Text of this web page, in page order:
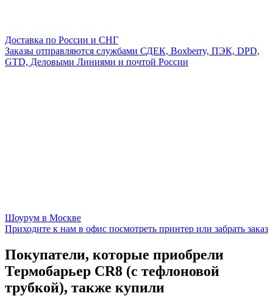
Доставка по России и СНГ
Заказы отправляются службами СДЕК, Boxberry, ПЭК, DPD,
GTD, Деловыми Линиями и почтой России
Шоурум в Москве
Приходите к нам в офис посмотреть принтер или забрать заказ
Покупатели, которые приобрели
Термобарьер CR8 (с тефлоновой
трубкой), также купили